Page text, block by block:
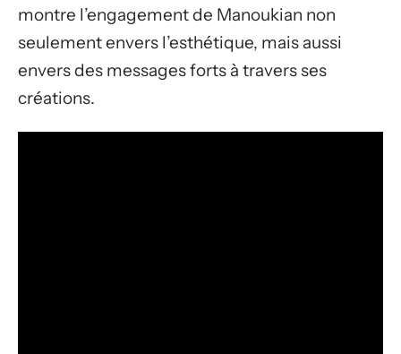
montre l’engagement de Manoukian non
seulement envers l’esthétique, mais aussi
envers des messages forts à travers ses
créations.